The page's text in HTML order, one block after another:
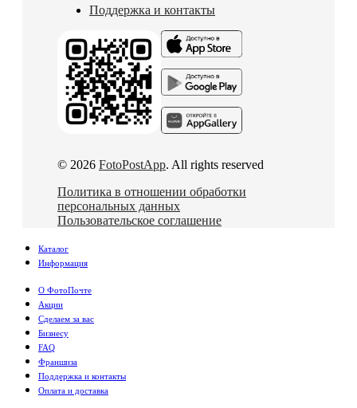
Поддержка и контакты
© 2026 FotoPostApp. All rights reserved
Политика в отношении обработки
персональных данных
Пользовательское соглашение
Каталог
Информация
О ФотоПочте
Акции
Сделаем за вас
Бизнесу
FAQ
Франшиза
Поддержка и контакты
Оплата и доставка